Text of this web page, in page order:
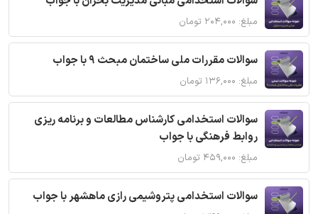
مبلغ: ۲۰۴,۰۰۰ تومان
سوالات مقررات ملی ساختمان مبحث 9 با جواب
مبلغ: ۱۳۶,۰۰۰ تومان
سوالات استخدامی کارشناس مطالعات و برنامه ریزی
روابط فرهنگی با جواب
مبلغ: ۴۵۹,۰۰۰ تومان
سوالات استخدامی پتروشیمی رازی ماهشهر با جواب